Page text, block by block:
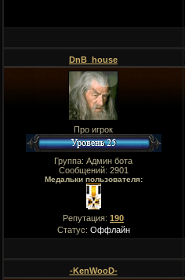
DnB_house
Про игрок
Группа: Админ бота
Сообщений: 2901
Медальки пользователя:
Репутация: 190
Статус: Оффлайн
-KenWooD-